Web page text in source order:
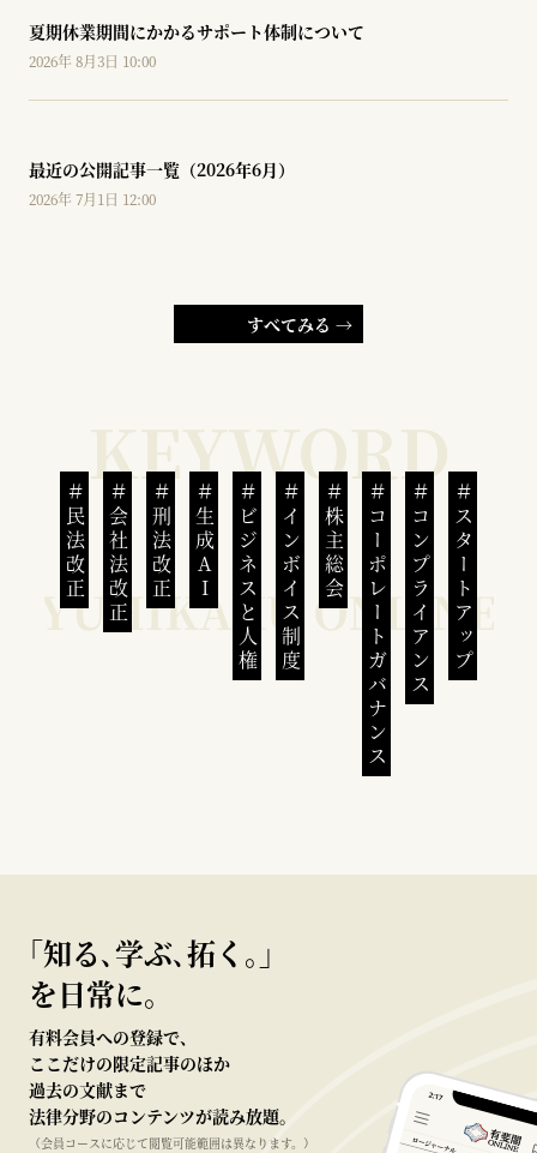
夏期休業期間にかかるサポート体制について
2026年 8月3日 10:00
最近の公開記事一覧（2026年6月）
2026年 7月1日 12:00
すべてみる →
民法改正 会社法改正 刑法改正 生成AI ビジネスと人権インボイス制度 株主総会 コーポレートガバナンスコンプライアンススタートアップ
｢知る､学ぶ､拓く｡｣
を日常に。
有料会員への登録で、
ここだけの限定記事のほか
過去の文献まで
法律分野のコンテンツが読み放題。
（会員コースに応じて閲覧可能範囲は異なります。）